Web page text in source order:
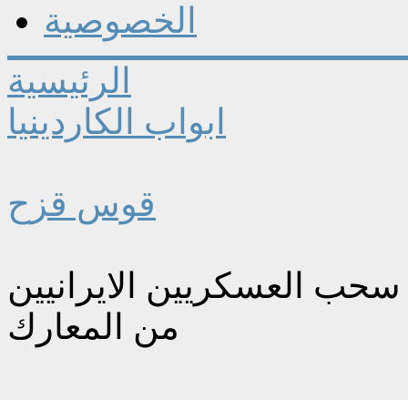
الخصوصية
الرئيسية
ابواب الكاردينيا
قوس قزح
العسكريين الايرانيين
من المعارك